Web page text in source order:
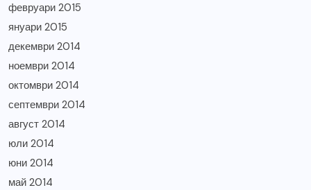
февруари 2015
януари 2015
декември 2014
ноември 2014
октомври 2014
септември 2014
август 2014
юли 2014
юни 2014
май 2014